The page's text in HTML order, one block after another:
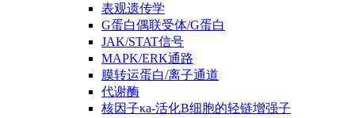
表观遗传学
G蛋白偶联受体/G蛋白
JAK/STAT信号
MAPK/ERK通路
膜转运蛋白/离子通道
代谢酶
核因子κa-活化B细胞的轻链增强子